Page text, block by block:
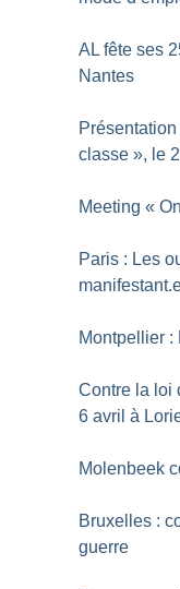
AL fête ses
Nantes
classe », le
Meeting «
Paris : Les
Montpellier :
Contre la loi
6 avril à
Molenbeek
Bruxelles :
guerre